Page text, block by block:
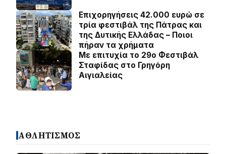
Επιχορηγήσεις 42.000 ευρώ σε
τρία φεστιβάλ της Πάτρας και
της Δυτικής Ελλάδας – Ποιοι
πήραν τα χρήματα
Με επιτυχία το 29ο Φεστιβάλ
Σταφίδας στο Γρηγόρη
Aιγιαλείας
ΑΘΛΗΤΙΣΜΟΣ